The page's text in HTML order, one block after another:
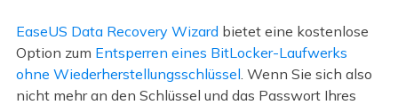
EaseUS Data Recovery Wizard bietet eine kostenlose
Option zum Entsperren eines BitLocker-Laufwerks
ohne Wiederherstellungsschlüssel . Wenn Sie sich also
nicht mehr an den Schlüssel und das Passwort Ihres